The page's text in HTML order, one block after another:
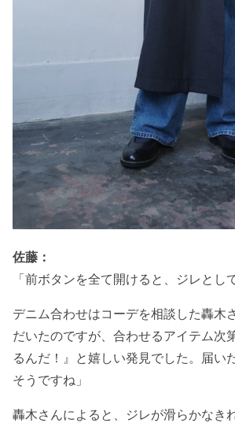
佐藤：
「前ボタンを全て開けると、ジレとし
デニム合わせはコーデを相談した轟木
だいたのですが、合わせるアイテム次
るんだ！』と嬉しい発見でした。届い
そうですね」
轟木さんによると、ジレが滑らかなき